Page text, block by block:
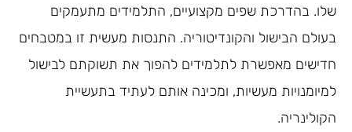
שלו. בהדרכת שפים מקצועיים, התלמידים מתעמקים
בעולם הבישול והקונדיטוריה. התנסות מעשית זו במטבחים
חדישים מאפשרת לתלמידים להפוך את תשוקתם לבישול
למיומנויות מעשיות, ומכינה אותם לעתיד בתעשיית
הקולינריה.